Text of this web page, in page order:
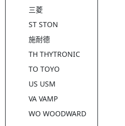
三菱
ST STON
施耐德
TH THYTRONIC
TO TOYO
US USM
VA VAMP
WO WOODWARD